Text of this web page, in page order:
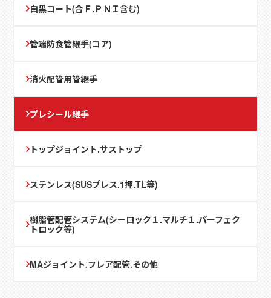
白黒コート(合Ｆ.ＰＮＩ含む)
管端防食管継手(コア)
消火配管用管継手
プレシール継手
トップジョイント.サストップ
ステンレス(SUSプレス.1押.TL等)
樹脂管配管システム(シーロック１.マルチ１.パーフェク
トロック等)
MAジョイント.フレア配管.その他